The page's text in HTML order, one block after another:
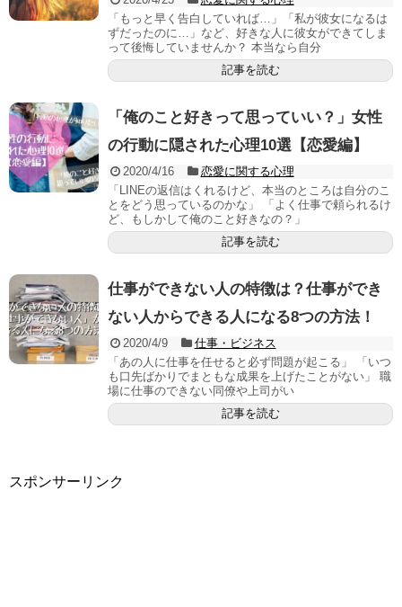
「もっと早く告白していれば…」「私が彼女になるは
ずだったのに…」など、好きな人に彼女ができてしま
って後悔していませんか？ 本当なら自分
記事を読む
「俺のこと好きって思っていい？」女性
の行動に隠された心理10選【恋愛編】
2020/4/16
恋愛に関する心理
「LINEの返信はくれるけど、本当のところは自分のこ
とをどう思っているのかな」 「よく仕事で頼られるけ
ど、もしかして俺のこと好きなの？」
記事を読む
仕事ができない人の特徴は？仕事ができ
ない人からできる人になる8つの方法！
2020/4/9
仕事・ビジネス
「あの人に仕事を任せると必ず問題が起こる」 「いつ
も口先ばかりでまともな成果を上げたことがない」 職
場に仕事のできない同僚や上司がい
記事を読む
スポンサーリンク